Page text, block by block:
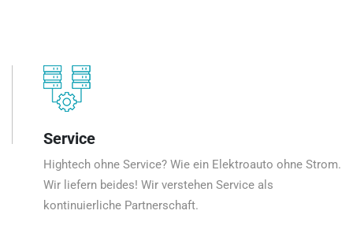
Service
Hightech ohne Service? Wie ein Elektroauto ohne Strom.
Wir liefern beides! Wir verstehen Service als
kontinuierliche Partnerschaft.